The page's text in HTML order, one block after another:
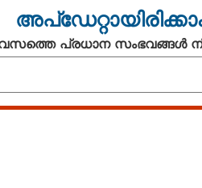
പ്രധാന സംഭവങ്ങൾ